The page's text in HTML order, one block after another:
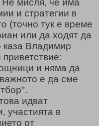
Не мисля, че има
и стратегии в
(точно тук е време
или да ходят да
каза Владимир
и няма да
е да сме
идват
участията в
от